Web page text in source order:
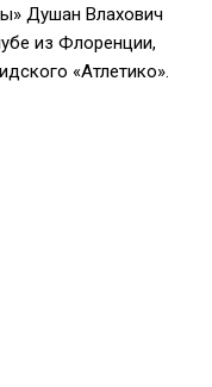
Душан Влахович
из Флоренции,
«Атлетико».